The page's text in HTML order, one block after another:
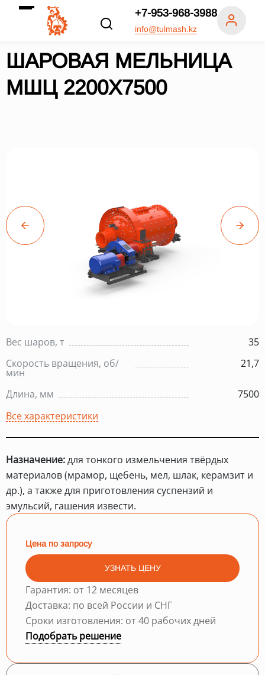
+7-953-968-3988
info@tulmash.kz
ШАРОВАЯ МЕЛЬНИЦА
МШЦ 2200Х7500
Вес шаров, т
35
Скорость вращения, об/
мин
21,7
Длина, мм
7500
Все характеристики
Назначение:для тонкого измельчения твёрдых
материалов (мрамор, щебень, мел, шлак, керамзит и
др.), а также для приготовления суспензий и
эмульсий, гашения извести.
Цена по запросу
УЗНАТЬ ЦЕНУ
Гарантия: от 12 месяцев
Доставка: по всей России и СНГ
Сроки изготовления: от 40 рабочих дней
Подобрать решение